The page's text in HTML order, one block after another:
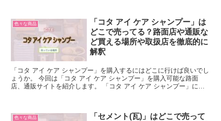
色々な商品
「コタ アイ ケア シャンプー」は
どこで売ってる？路面店や通販な
ど買える場所や取扱店を徹底的に
解釈
「コタ アイ ケア シャンプー」を購入するにはどこに行けば良いでし
ょうか。 今回は「コタ アイ ケア シャンプー」を購入可能な路面
店、通販サイトを紹介します。 「コタ アイ ケア シャンプー」につ
色々な商品
「セメント(瓦)」はどこで売って